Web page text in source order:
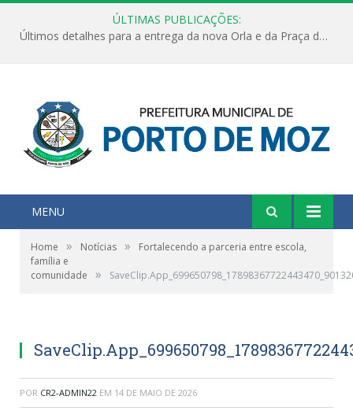
ÚLTIMAS PUBLICAÇÕES:
Últimos detalhes para a entrega da nova Orla e da Praça do Praião
MENU
Home » Notícias »
Fortalecendo a parceria entre escola,
família e
comunidade
»
POR CR2-ADMIN22 EM 14 DE MAIO DE 2026